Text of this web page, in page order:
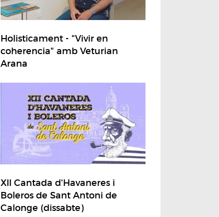
Holisticament - "Vivir en
coherencia" amb Veturian
Arana
XII Cantada d'Havaneres i
Boleros de Sant Antoni de
Calonge (dissabte)